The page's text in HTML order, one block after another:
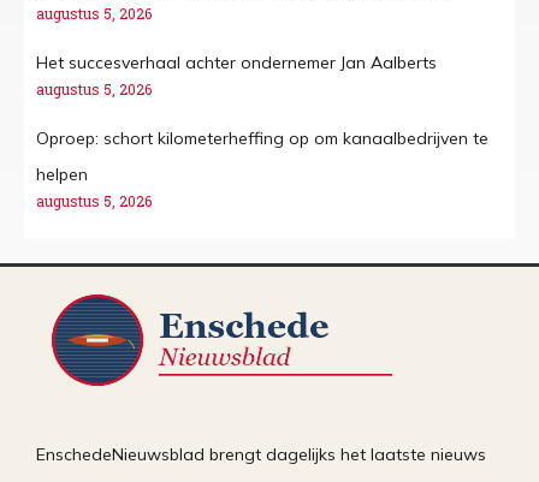
augustus 5, 2026
Het succesverhaal achter ondernemer Jan Aalberts
augustus 5, 2026
Oproep: schort kilometerheffing op om kanaalbedrijven te
helpen
augustus 5, 2026
EnschedeNieuwsblad brengt dagelijks het laatste nieuws